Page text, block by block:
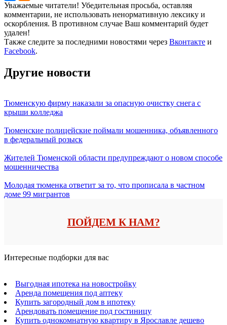
Уважаемые читатели! Убедительная просьба, оставляя
комментарии, не использовать ненормативную лексику и
оскорбления. В противном случае Ваш комментарий будет
удален!
Также следите за последними новостями через Вконтакте и
Facebook.
Другие новости
Тюменскую фирму наказали за опасную очистку снега с
крыши колледжа
Тюменские полицейские поймали мошенника, объявленного
в федеральный розыск
Жителей Тюменской области предупреждают о новом способе
мошенничества
Молодая тюменка ответит за то, что прописала в частном
доме 99 мигрантов
ПОЙДЕМ К НАМ?
Интересные подборки для вас
Выгодная ипотека на новостройку
Аренда помещения под аптеку
Купить загородный дом в ипотеку
Арендовать помещение под гостиницу
Купить однокомнатную квартиру в Ярославле дешево